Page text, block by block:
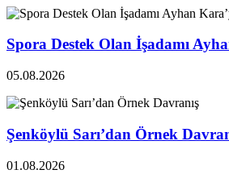
Spora Destek Olan İşadamı
05.08.2026
Şenköylü Sarı’dan Örnek
01.08.2026